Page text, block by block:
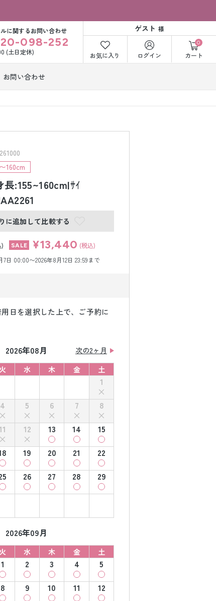
に関するお問い合わせ
098-252
(土日定休)
ゲスト 様
お気に入り ログイン
0
カート
お問い合わせ
ンタル
レンタル
&紋付袴
160cm
:155~160cm|ｻｲ
に追加して比較する
¥13,440 (税込)
日 00:00〜2026年8月12日 23:59まで
日を選択した上で、ご予約に
2026年08月
次の2ヶ月
火 水 木 金 土
1
4 5 6 7
8
12 13 14
15
19 20 21
22
26 27 28
29
2026年09月
火 水 木 金 土
1 2 3 4
5
8 9 10 11
12